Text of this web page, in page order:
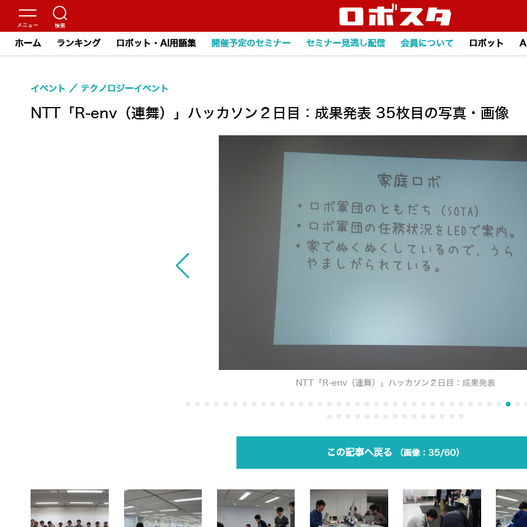
ホーム ランキング ロボット・AI用語集 開催予定のセミナー セミナー見逃し配信 会員について ロボット
NTT「R-env（連舞）」ハッカソン２日目：成果発表 35枚目の写真・画像
イベント テクノロジーイベント
NTT「R-env（連舞）」ハッカソン２日目：成果発表
この記事へ戻る 35/60